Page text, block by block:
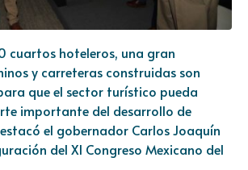
cuartos hoteleros, una gran
y carreteras construidas son
que el sector turístico pueda
importante del desarrollo de
el gobernador Carlos Joaquín
del XI Congreso Mexicano del